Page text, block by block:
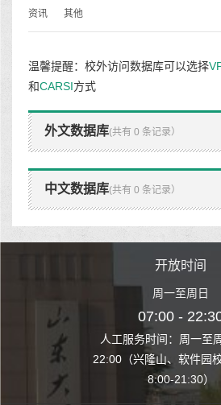
资讯
其他
温馨提醒：校外访问数据库可以选择
和CARSI方式
外文数据库(共有 0 条记录）
中文数据库(共有 0 条记录）
至周日8:00-
园校区图书馆
开放时间
周一至周日
07:00 -
人工服务时间：周一至
22:00（兴隆山、软件园
8:00-21:30）